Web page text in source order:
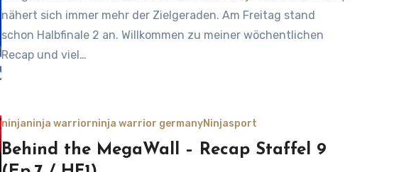
nähert sich immer mehr der Zielgeraden. Am Freitag stand
schon Halbfinale 2 an. Willkommen zu meiner wöchentlichen
Recap und viel…
ninjaninja warriorninja warrior germanyNinjasport
Behind the MegaWall – Recap Staffel 9